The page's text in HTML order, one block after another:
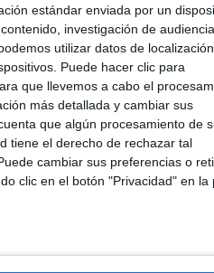
estándar enviada por un
investigación de
utilizar datos de localización
Puede hacer clic para
que llevemos a cabo el
más detallada y cambiar sus
que algún procesamiento de
tiene el derecho de rechazar tal
cambiar sus preferencias o
clic en el botón "Privacidad" en la
04/08/2026
‘La
que se
de
Capaz
FICHA
Contacto
Andrea